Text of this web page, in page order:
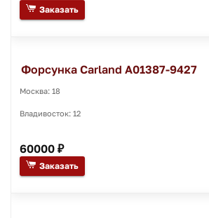
Заказать
Форсунка Carland A01387-9427
Москва: 18
Владивосток: 12
60000 ₽
Заказать